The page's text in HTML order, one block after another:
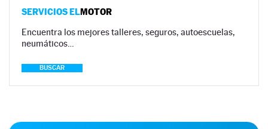
SERVICIOS ELMOTOR
Encuentra los mejores talleres, seguros, autoescuelas,
neumáticos…
BUSCAR